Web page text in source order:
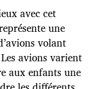
avec cet
une
volant
avions varient
aux enfants une